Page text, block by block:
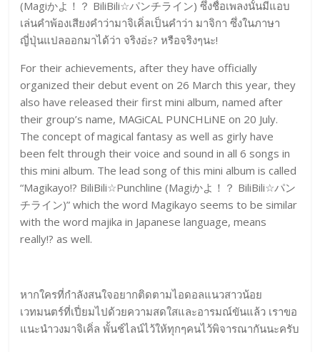
(Magiかよ！？ BiliBili☆パンチライン) ซึ่งชื่อเพลงนั้นมีแอบ
เล่นคำพ้องเสียงคำว่ามาจิเคิ่ลเป็นคำว่า มาจิกา ซึ่งในภาษา
ญี่ปุ่นแปลออกมาได้ว่า จริงอ่ะ? หรือจริงๆนะ!
For their achievements, after they have officially
organized their debut event on 26 March this year, they
also have released their first mini album, named after
their group’s name, MAGiCAL PUNCHLiNE on 20 July.
The concept of magical fantasy as well as girly have
been felt through their voice and sound in all 6 songs in
this mini album. The lead song of this mini album is called
“Magikayo!? BiliBili☆Punchline (Magiかよ！？ BiliBili☆パン
チライン)” which the word Magikayo seems to be similar
with the word majika in Japanese language, means
really!? as well.
หากใครที่กำลังสนใจอยากติดตามไอดอลแนวสาวน้อย
เวทมนตร์ที่เปี่ยมไปด้วยความสดใสและอารมณ์ขันแล้ว เราขอ
แนะนำวงมาจิเคิ่ล พั้นช์ไลน์ไว้ให้ทุกๆคนไว้พิจารณากันนะครับ